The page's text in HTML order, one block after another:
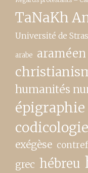
TaNaKh
Université de
arabe araméen
humanités
codicologie
exégèse
grec hébreu